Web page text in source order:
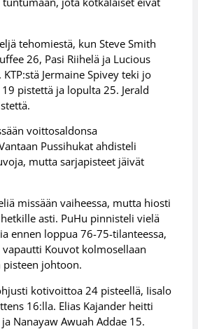
tehomiestä, kun Steve Smith
26, Pasi Riihelä ja Lucious
Jermaine Spivey teki jo
pistettä ja lopulta 25. Jerald
voittosaldonsa
Pussihukat ahdisteli
mutta sarjapisteet jäivät
missään vaiheessa, mutta hiosti
asti. PuHu pinnisteli vielä
ennen loppua 76-75-tilanteessa,
vapautti Kouvot kolmosellaan
pisteen johtoon.
kotivoittoa 24 pisteellä, Iisalo
16:lla. Elias Kajander heitti
Nanayaw Awuah Addae 15.